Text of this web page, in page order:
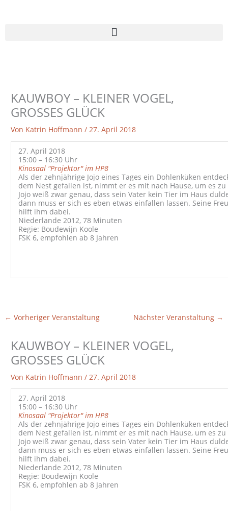
KAUWBOY – KLEINER VOGEL,
GROSSES GLÜCK
Von Katrin Hoffmann/27. April 2018
27. April 2018
15:00 – 16:30 Uhr
Kinosaal "Projektor" im HP8
Als der zehnjährige Jojo eines Tages ein Dohlenküken
dem Nest gefallen ist, nimmt er es mit nach Hause, um es
Jojo weiß zwar genau, dass sein Vater kein Tier im Haus
dann muss er sich es eben etwas einfallen lassen. Seine
hilft ihm dabei.
Niederlande 2012, 78 Minuten
Regie: Boudewijn Koole
FSK 6, empfohlen ab 8 Jahren
← Vorheriger Veranstaltung Nächster Veranstaltung →
KAUWBOY – KLEINER VOGEL,
GROSSES GLÜCK
Von Katrin Hoffmann/ 27. April 2018
27. April 2018
15:00 – 16:30 Uhr
Kinosaal "Projektor" im HP8
Als der zehnjährige Jojo eines Tages ein Dohlenküken
dem Nest gefallen ist, nimmt er es mit nach Hause, um es
Jojo weiß zwar genau, dass sein Vater kein Tier im Haus
dann muss er sich es eben etwas einfallen lassen. Seine
hilft ihm dabei.
Niederlande 2012, 78 Minuten
Regie: Boudewijn Koole
FSK 6, empfohlen ab 8 Jahren